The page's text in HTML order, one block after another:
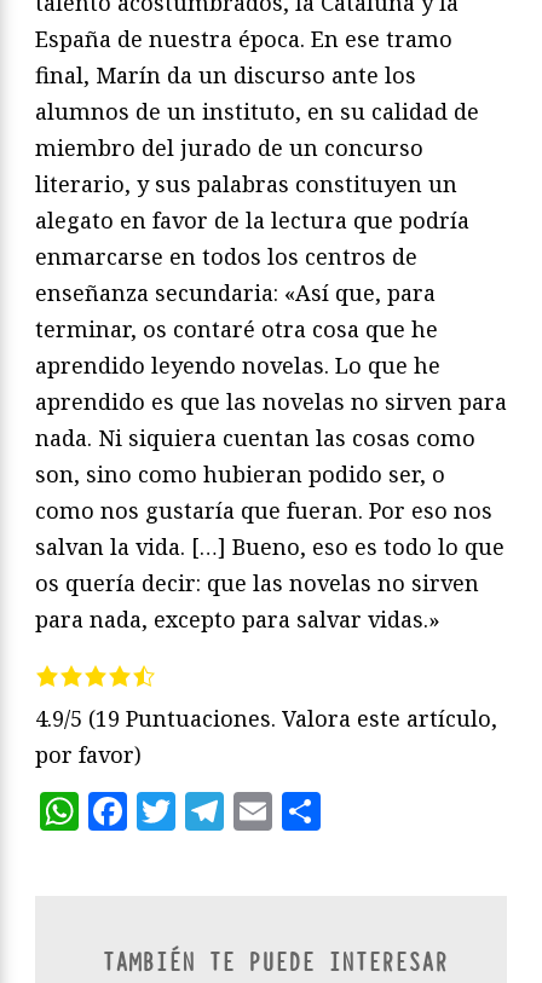
España de nuestra época. En ese tramo
final, Marín da un discurso ante los
alumnos de un instituto, en su calidad de
miembro del jurado de un concurso
literario, y sus palabras constituyen un
alegato en favor de la lectura que podría
enmarcarse en todos los centros de
enseñanza secundaria: «Así que, para
terminar, os contaré otra cosa que he
aprendido leyendo novelas. Lo que he
aprendido es que las novelas no sirven para
nada. Ni siquiera cuentan las cosas como
son, sino como hubieran podido ser, o
como nos gustaría que fueran. Por eso nos
salvan la vida. […] Bueno, eso es todo lo que
os quería decir: que las novelas no sirven
para nada, excepto para salvar vidas.»
4.9/5 (19 Puntuaciones. Valora este artículo,
por favor)
WhatsApp
Facebook
Twitter
Telegram
Email
TAMBIÉN TE PUEDE INTERESAR